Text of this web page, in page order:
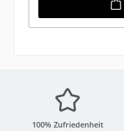
100% Zufriedenheit